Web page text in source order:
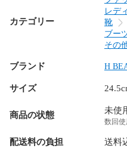
カテゴリー
レデ
靴
ブー
その
ブランド H
サイズ
商品の状態 未使
数回
配送料の負担 送料